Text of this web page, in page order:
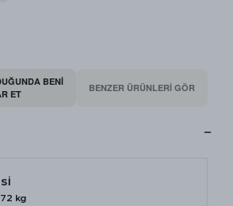
BENI
ET
BENZER ÜRÜNLERİ GÖR
72 kg